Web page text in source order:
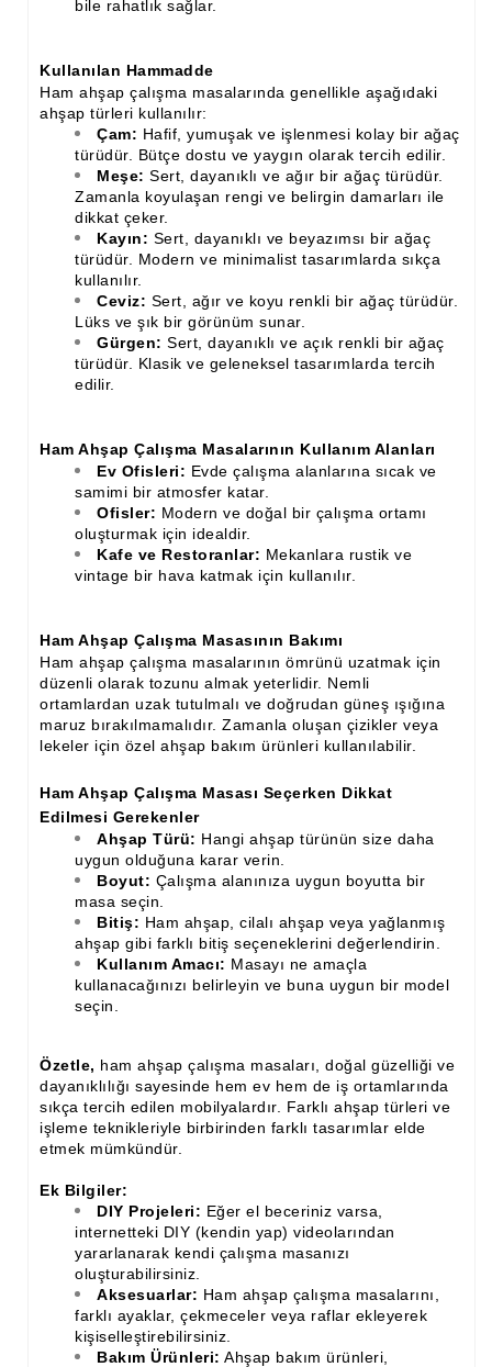
Muz Dilimi Rozet, Piramit İmalatı, Modelleri
Ahşap Oymalı Dekoratif Köşe İmalatı, Modelleri
Ahşap Saçak Çıta İmalatı Modelleri
Ahşap Korniş Modelleri
Havalı ve Estetik Dekoratif Ürün İmalatı, Modelleri
Ham Ahşap Avangard Dolap Koltuk Ayak İmalatı Modelleri
Ham Ahşap Avangard Masa Ayakları İmalatı Modelleri
Ham Ahşap Avangard Sehpa, Sandalye, Puf Ayakları İmalatı,
bile rahatlık sağlar.
Kullanılan Hammadde
Ham ahşap çalışma masalarında genellikle aşağıdaki
ahşap türleri kullanılır:
Çam: Hafif, yumuşak ve işlenmesi kolay bir ağaç
türüdür. Bütçe dostu ve yaygın olarak tercih edilir.
Meşe: Sert, dayanıklı ve ağır bir ağaç türüdür.
Zamanla koyulaşan rengi ve belirgin damarları ile
dikkat çeker.
Kayın: Sert, dayanıklı ve beyazımsı bir ağaç
türüdür. Modern ve minimalist tasarımlarda sıkça
kullanılır.
Ceviz: Sert, ağır ve koyu renkli bir ağaç türüdür.
Lüks ve şık bir görünüm sunar.
Gürgen: Sert, dayanıklı ve açık renkli bir ağaç
türüdür. Klasik ve geleneksel tasarımlarda tercih
edilir.
Ham Ahşap Çalışma Masalarının Kullanım Alanları
Ev Ofisleri: Evde çalışma alanlarına sıcak ve
samimi bir atmosfer katar.
Ofisler: Modern ve doğal bir çalışma ortamı
oluşturmak için idealdir.
Kafe ve Restoranlar: Mekanlara rustik ve
vintage bir hava katmak için kullanılır.
Ham Ahşap Çalışma Masasının Bakımı
Ham ahşap çalışma masalarının ömrünü uzatmak için
düzenli olarak tozunu almak yeterlidir. Nemli
ortamlardan uzak tutulmalı ve doğrudan güneş ışığına
maruz bırakılmamalıdır. Zamanla oluşan çizikler veya
lekeler için özel ahşap bakım ürünleri kullanılabilir.
Ham Ahşap Çalışma Masası Seçerken Dikkat
Edilmesi Gerekenler
Ahşap Türü: Hangi ahşap türünün size daha
uygun olduğuna karar verin.
Boyut: Çalışma alanınıza uygun boyutta bir
masa seçin.
Bitiş: Ham ahşap, cilalı ahşap veya yağlanmış
ahşap gibi farklı bitiş seçeneklerini değerlendirin.
Kullanım Amacı: Masayı ne amaçla
kullanacağınızı belirleyin ve buna uygun bir model
seçin.
Özetle, ham ahşap çalışma masaları, doğal güzelliği ve
dayanıklılığı sayesinde hem ev hem de iş ortamlarında
sıkça tercih edilen mobilyalardır. Farklı ahşap türleri ve
işleme teknikleriyle birbirinden farklı tasarımlar elde
etmek mümkündür.
Ek Bilgiler:
DIY Projeleri: Eğer el beceriniz varsa,
internetteki DIY (kendin yap) videolarından
yararlanarak kendi çalışma masanızı
oluşturabilirsiniz.
Aksesuarlar: Ham ahşap çalışma masalarını,
farklı ayaklar, çekmeceler veya raflar ekleyerek
kişiselleştirebilirsiniz.
Bakım Ürünleri: Ahşap bakım ürünleri,